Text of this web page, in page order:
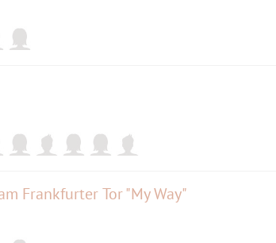
Frankfurter Tor "My Way"